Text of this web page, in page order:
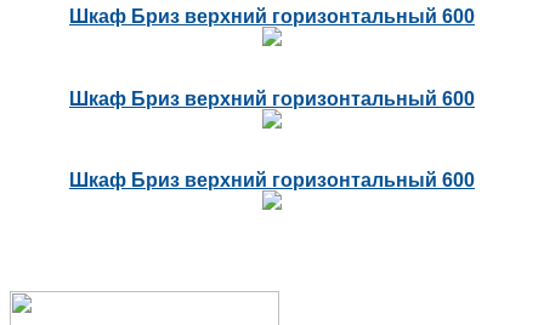
Шкаф Бриз верхний горизонтальный 600
Шкаф Бриз верхний горизонтальный 600
Шкаф Бриз верхний горизонтальный 600